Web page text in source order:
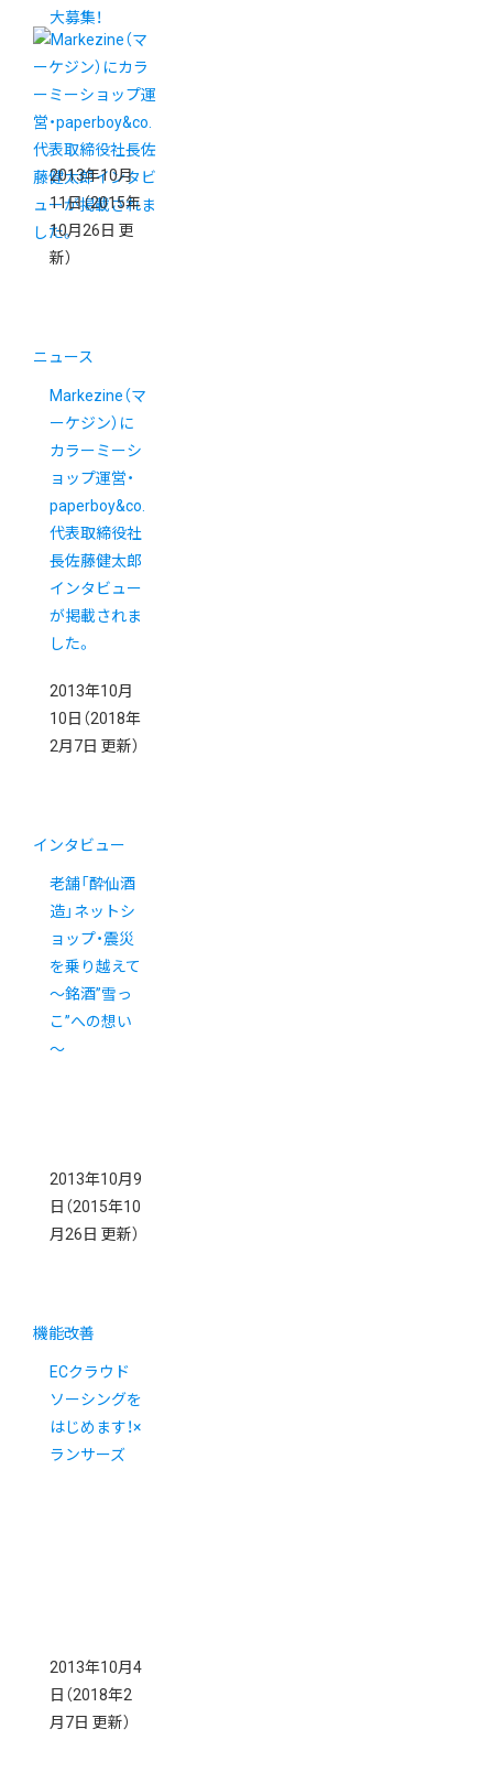
大募集！
2013年10月
11日（2015年
10月26日 更
新）
ニュース
Markezine（マ
ーケジン）に
カラーミーシ
ョップ運営・
paperboy&co.
代表取締役社
長佐藤健太郎
インタビュー
が掲載されま
した。
2013年10月
10日 （2018年
2月7日 更新）
インタビュー
老舗「酔仙酒
造」ネットシ
ョップ・震災
を乗り越えて
～銘酒”雪っ
こ”への想い
～
2013年10月9
日 （2015年10
月26日 更新）
機能改善
ECクラウド
ソーシングを
はじめます！×
ランサーズ
2013年10月4
日 （2018年2
月7日 更新）